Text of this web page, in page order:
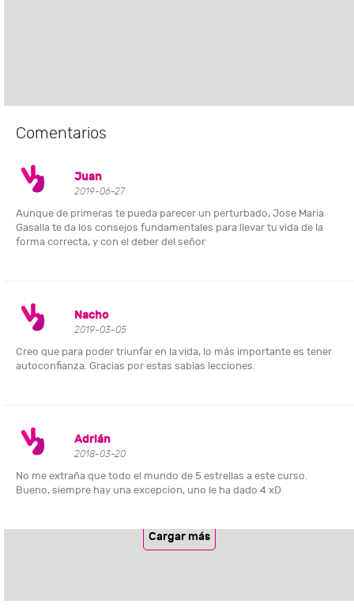
Comentarios
Juan
2019-06-27
Aunque de primeras te pueda parecer un perturbado, Jose Maria
Gasalla te da los consejos fundamentales para llevar tu vida de la
forma correcta, y con el deber del señor
Nacho
2019-03-05
Creo que para poder triunfar en la vida, lo más importante es tener
autoconfianza. Gracias por estas sabias lecciones.
Adrián
2018-03-20
No me extraña que todo el mundo de 5 estrellas a este curso.
Bueno, siempre hay una excepcion, uno le ha dado 4 xD
Cargar más